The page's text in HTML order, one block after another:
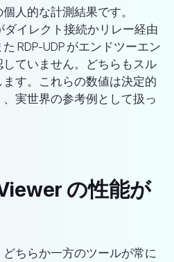
人的な計測結果です。
ダイレクト接続かリレー経由
RDP-UDP がエンドツーエン
していません。どちらもスル
す。これらの数値は決定的
実世界の参考例として扱っ
の性能が
ちらか一方のツールが常に